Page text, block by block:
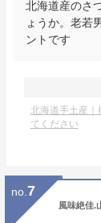
北海道産のさ
ょうか。老若
ントです
北海道手土産｜
てください
no. 7